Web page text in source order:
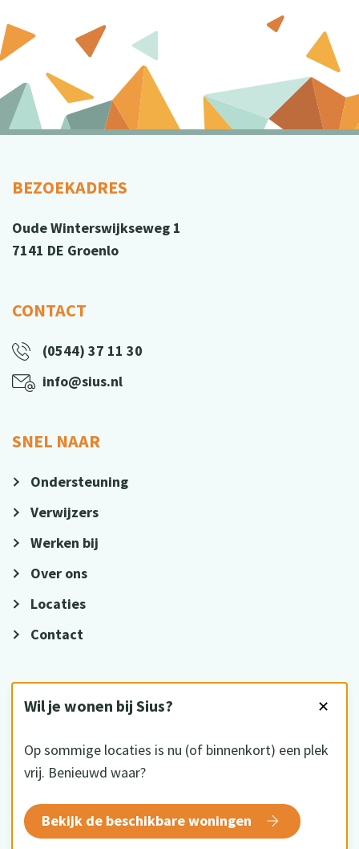
Wil je wonen bij Sius? ✕
Op sommige locaties is nu (of binnenkort) een plek
vrij. Benieuwd waar?
Bekijk de beschikbare woningen
BEZOEKADRES
Oude Winterswijkseweg 1
7141 DE Groenlo
CONTACT
(0544) 37 11 30
info@sius.nl
SNEL NAAR
Ondersteuning
Verwijzers
Werken bij
Over ons
Locaties
Contact
HKZ gecertificeerd